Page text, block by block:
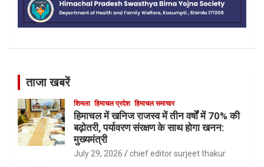
ताजा खबरें
शिमला हिमाचल प्रदेश हिमाचल समाचार
हिमाचल में खनिज राजस्व में तीन वर्षों में 70% की
बढ़ोतरी, पर्यावरण संरक्षण के साथ होगा खनन:
मुख्यमंत्री
July 29, 2026 chief editor surjeet thakur